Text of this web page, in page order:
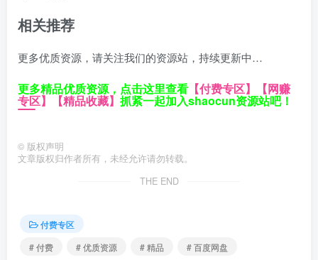
相关推荐
更多优质资源，请关注我们的资源站，持续更新中…
更多精品优质资源，点击这里查看 【付费专区】 【网赚
专区】 【精品收藏】 抓紧一起加入shaocun资源站吧！
© 版权声明
文章版权归作者所有，未经允许请勿转载。
THE END
付费专区
# 付费
# 优质资源 # 精品 # 百度网盘